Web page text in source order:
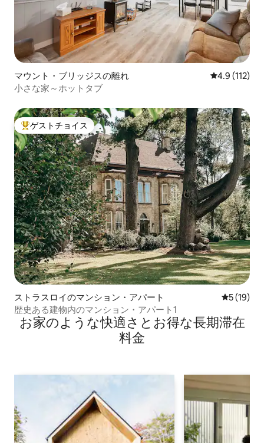
マウント・ブリッジスの離れ レビュー112
4.9 (112)
小さな家～ホットタブ
大好評のゲストチョイスです。
ゲストチョイス
ストラスロイのマンション・アパート レビュー
5 (19)
歴史ある建物内のマンション・アパート1
お家のような快⁠適⁠さ⁠とお⁠得⁠な長⁠期⁠滞⁠在
料⁠金